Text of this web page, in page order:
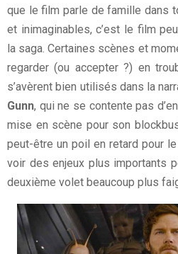
que le film parle de famille dans
et inimaginables, c’est le film
la saga. Certaines scènes et
regarder (ou accepter ?) en
s’avèrent bien utilisés dans la
Gunn, qui ne se contente pas
mise en scène pour son
peut-être un poil en retard pour
voir des enjeux plus importants
deuxième volet beaucoup plus